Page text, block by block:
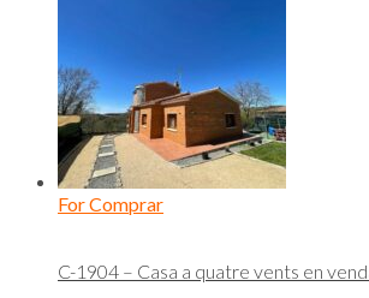
For Comprar
C-1904 – Casa a quatre vents en